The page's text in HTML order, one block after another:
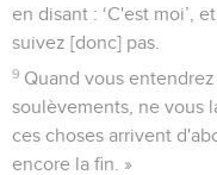
en disant : ‘C'est moi’,
suivez [donc] pas.
9 Quand vous
soulèvements, ne vous
ces choses arrivent
encore la fin. »